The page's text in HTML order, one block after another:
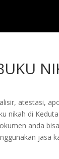
atestasi,
nikah di
anda
jasa